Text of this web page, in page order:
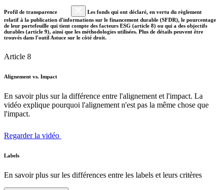
Profil de transparence
Les fonds qui ont déclaré, en vertu du règlement
relatif à la publication d'informations sur le financement durable (SFDR), le pourcentage
de leur portefeuille qui tient compte des facteurs ESG (article 8) ou qui a des objectifs
durables (article 9), ainsi que les méthodologies utilisées. Plus de détails peuvent être
trouvés dans l'outil Astuce sur le côté droit.
Article 8
Alignement vs. Impact
En savoir plus sur la différence entre l'alignement et l'impact. La
vidéo explique pourquoi l'alignement n'est pas la même chose que
l'impact.
Regarder la vidéo
Labels
En savoir plus sur les différences entre les labels et leurs critères